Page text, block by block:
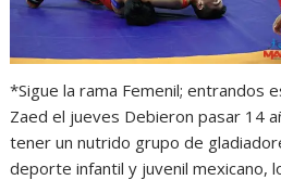
*Sigue la rama Femenil; entrandos
Zaed el jueves Debieron pasar 14
tener un nutrido grupo de
deporte infantil y juvenil mexicano,